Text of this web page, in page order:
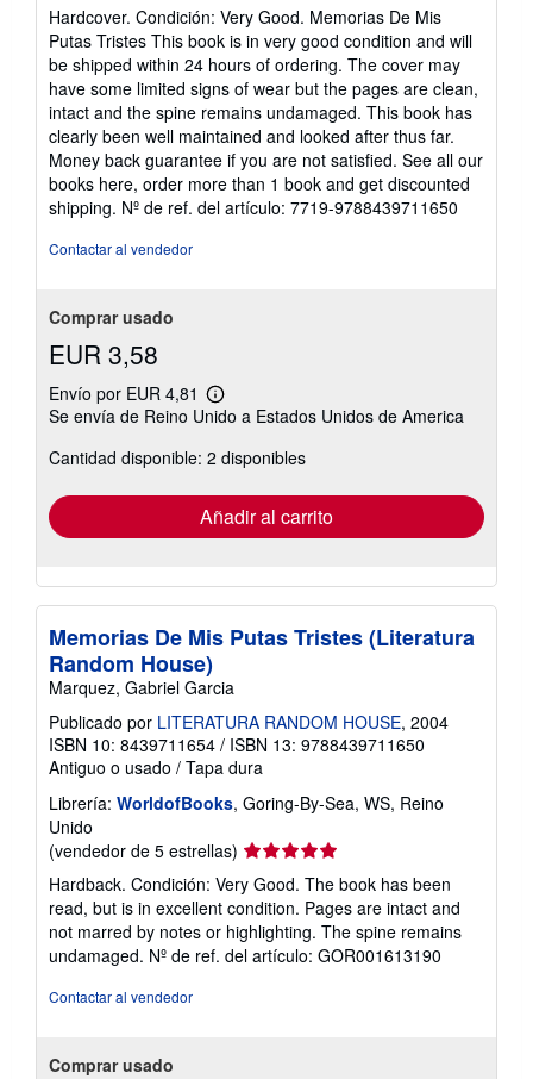
del
vendedor:
5
de
5
estrellas
Hardcover. Condición: Very Good. Memorias De Mis
Putas Tristes This book is in very good condition and will
be shipped within 24 hours of ordering. The cover may
have some limited signs of wear but the pages are clean,
intact and the spine remains undamaged. This book has
clearly been well maintained and looked after thus far.
Money back guarantee if you are not satisfied. See all our
books here, order more than 1 book and get discounted
shipping. Nº de ref. del artículo: 7719-9788439711650
Contactar al vendedor
Comprar usado
EUR 3,58
Envío por EUR 4,81
Más
información
las
tarifas
envío
Se envía de Reino Unido a Estados Unidos de America
Cantidad disponible: 2 disponibles
Añadir al carrito
Memorias De Mis Putas Tristes (Literatura
Random House)
Marquez, Gabriel Garcia
Publicado por LITERATURA RANDOM HOUSE, 2004
ISBN 10: 8439711654 / ISBN 13: 9788439711650
Antiguo o usado / Tapa dura
Librería: WorldofBooks, Goring-By-Sea, WS, Reino
Unido
(vendedor de 5 estrellas) Calificación
del
vendedor:
5
de
5
Hardback. Condición: Very Good. The book has been
read, but is in excellent condition. Pages are intact and
not marred by notes or highlighting. The spine remains
undamaged. Nº de ref. del artículo: GOR001613190
Contactar al vendedor
Comprar usado